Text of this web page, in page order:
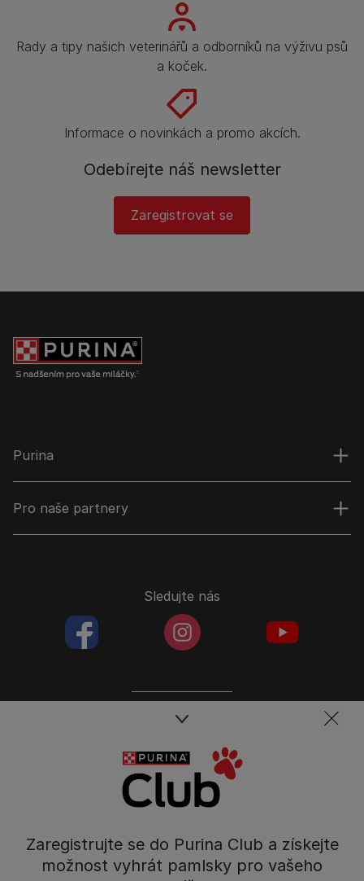
Rady a tipy našich veterinářů a odborníků na výživu psů
a koček.
Informace o novinkách a promo akcích.
Odebírejte náš newsletter
Zaregistrovat se
Zaregistrujte se do Purina Club a získejte
možnost vyhrát pamlsky pro vašeho
Purina
Pro naše partnery
Spojte se s týmem péče o domácí mazlíčky
Tel.: 800 135 135
Mezi Vodami 2035/31,
Praha 4 - Modřany
Sledujte nás
facebookColoredinstagramColored